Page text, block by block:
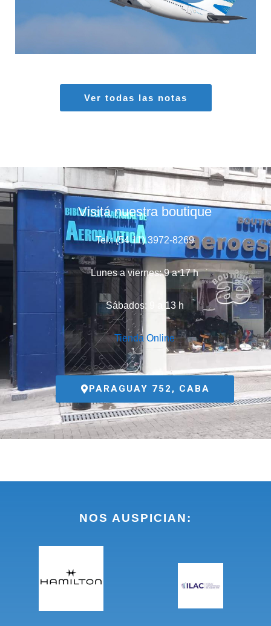
MARIA SONZINI
Ver todas las notas
Visitá nuestra boutique
Tel.: (54 11) 3972-8269
Lunes a viernes: 9 a 17 h
Sábados: 9 a 13 h
Tienda Online
PARAGUAY 752, CABA
NOS AUSPICIAN: